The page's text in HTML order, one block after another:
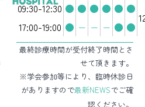
09:30-12:30 ● ● ● ● ● ●
17:00-19:00 ● − − − ● ●
最終診療時間が受付終了時間とさ
せて頂きます。
※学会参加等により、臨時休診日
がありますので最新NEWSでご確
認ください。